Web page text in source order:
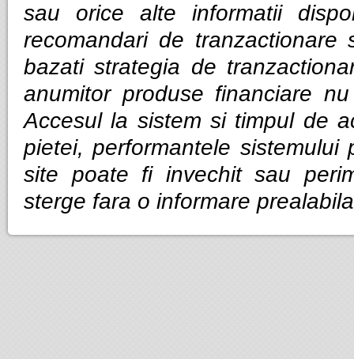
sau orice alte informatii
recomandari de
bazati strategia de
anumitor produse financiare
Accesul la sistem si timpul de
pietei, performantele
site poate fi invechit sau
sterge fara o informare